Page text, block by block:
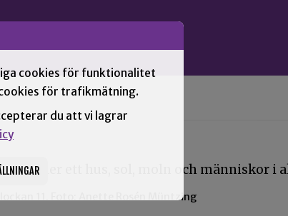
cookies för funktionalitet
för trafikmätning.
du att vi lagrar
11. Foto: Anette Rosén Müntzing